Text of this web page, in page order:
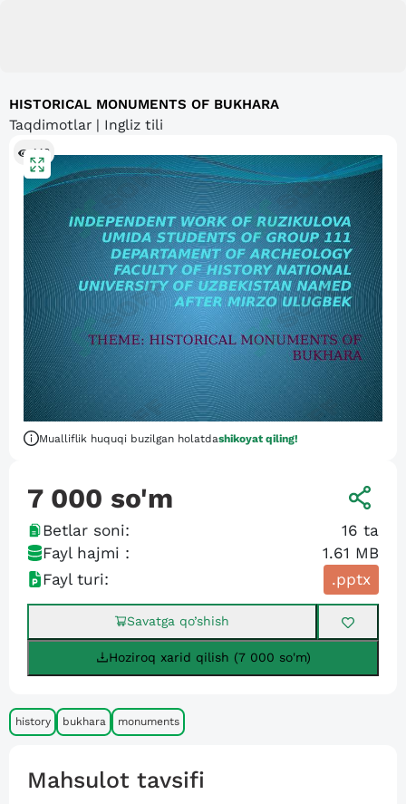
HISTORICAL MONUMENTS OF BUKHARA
Taqdimotlar | Ingliz tili
148
Mualliflik huquqi buzilgan holatdashikoyat qiling!
7 000 so'm
Betlar soni: 16 ta
Fayl hajmi :
1.61 MB
Fayl turi:
.pptx
Savatga qo’shish
Hoziroq xarid qilish (7 000 so'm)
history bukhara monuments
Mahsulot tavsifi